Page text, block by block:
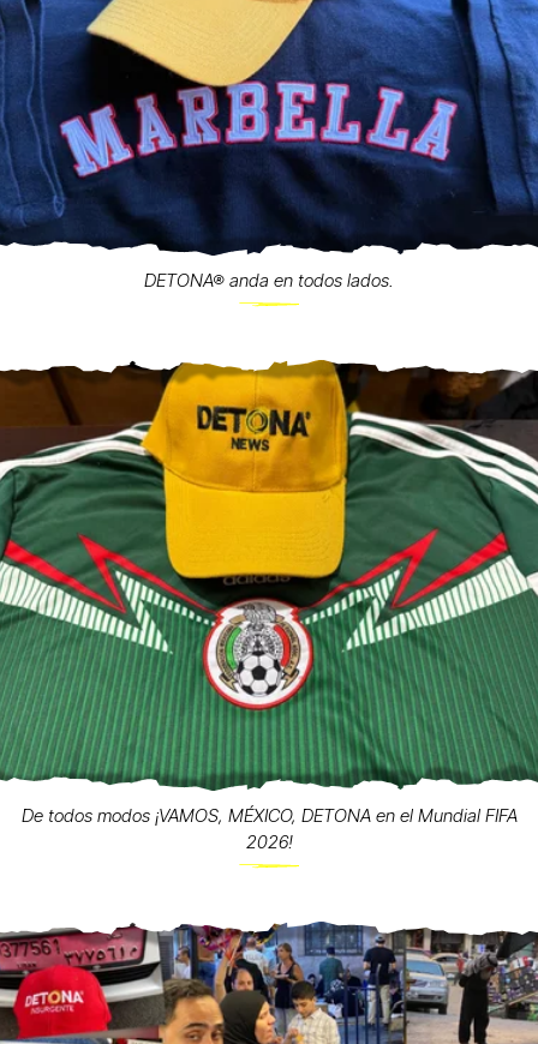
DETONA® anda en todos lados.
De todos modos ¡VAMOS, MÉXICO, DETONA en el Mundial FIFA
2026!